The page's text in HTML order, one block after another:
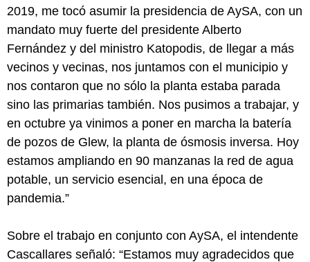
2019, me tocó asumir la presidencia de AySA, con un
mandato muy fuerte del presidente Alberto
Fernández y del ministro Katopodis, de llegar a más
vecinos y vecinas, nos juntamos con el municipio y
nos contaron que no sólo la planta estaba parada
sino las primarias también. Nos pusimos a trabajar, y
en octubre ya vinimos a poner en marcha la batería
de pozos de Glew, la planta de ósmosis inversa. Hoy
estamos ampliando en 90 manzanas la red de agua
potable, un servicio esencial, en una época de
pandemia.”
Sobre el trabajo en conjunto con AySA, el intendente
Cascallares señaló: “Estamos muy agradecidos que